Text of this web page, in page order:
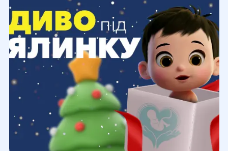
свидетельство о рождении ребенка или
паспорт и код пожилого человека.